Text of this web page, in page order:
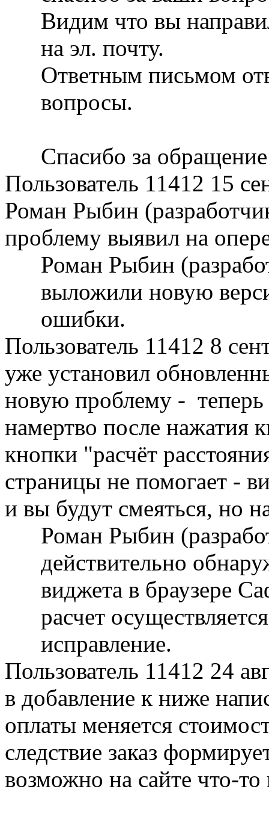
Видим что вы
на эл. почту.
Ответным письмом
вопросы.
Спасибо за
Пользователь 11412 15
Роман Рыбин
проблему выявил на
Роман Рыбин
выложили новую
ошибки.
Пользователь 11412 8
уже установил
новую проблему - теперь
намертво после нажатия
кнопки "расчёт
страницы не помогает -
и вы будут смеяться, но
Роман Рыбин
действительно
виджета в браузере
расчет
исправление.
Пользователь 11412 24
в добавление к ниже
оплаты меняется
следствие заказ
возможно на сайте что-